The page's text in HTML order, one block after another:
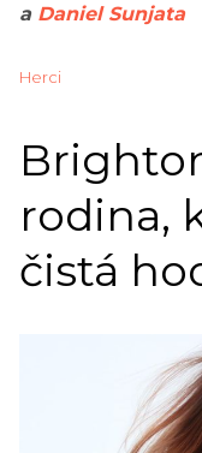
a Daniel Sunjata
Herci
rodina,
čistá